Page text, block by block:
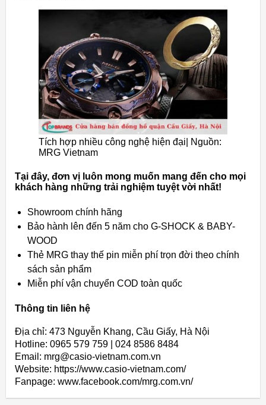
Tích hợp nhiều công nghệ hiện đại| Nguồn:
MRG Vietnam
Tại đây, đơn vị luôn mong muốn mang đến cho mọi
khách hàng những trải nghiệm tuyệt vời nhất!
Showroom chính hãng
Bảo hành lên đến 5 năm cho G-SHOCK & BABY-
WOOD
Thẻ MRG thay thế pin miễn phí trọn đời theo chính
sách sản phẩm
Miễn phí vận chuyển COD toàn quốc
Thông tin liên hệ
Địa chỉ: 473 Nguyễn Khang, Cầu Giấy, Hà Nội
Hotline: 0965 579 759 | 024 8586 8484
Email: mrg@casio-vietnam.com.vn
Website: https://www.casio-vietnam.com/
Fanpage: www.facebook.com/mrg.com.vn/